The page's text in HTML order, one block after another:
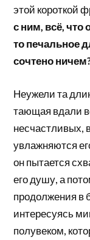
этой короткой
с ним, всё, что
то печальное
сочтено
Неужели та
тающая вдали
несчастливых,
увлажняются
он пытается
его душу, а
продолжения в
интересуясь
полувеком,